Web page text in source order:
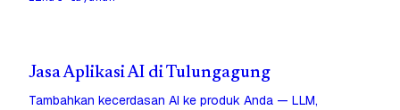
Jasa Aplikasi AI di Tulungagung
Tambahkan kecerdasan AI ke produk Anda — LLM,